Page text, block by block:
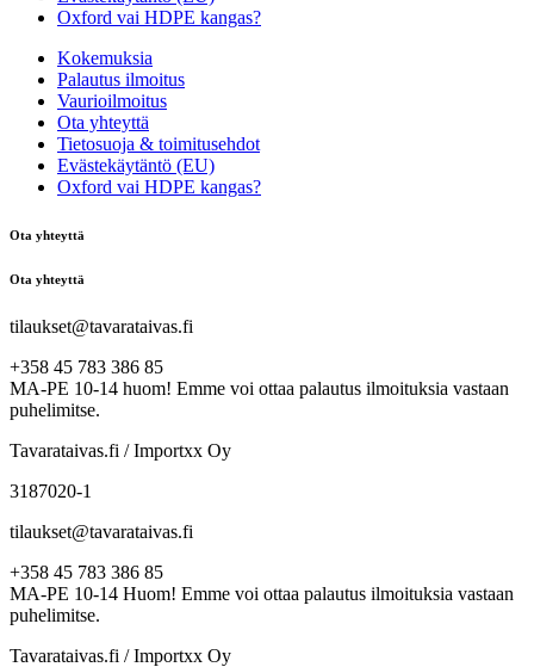
Oxford vai HDPE kangas?
Kokemuksia
Palautus ilmoitus
Vaurioilmoitus
Ota yhteyttä
Tietosuoja & toimitusehdot
Evästekäytäntö (EU)
Oxford vai HDPE kangas?
Ota yhteyttä
Ota yhteyttä
tilaukset@tavarataivas.fi
+358 45 783 386 85
MA-PE 10-14 huom! Emme voi ottaa palautus ilmoituksia vastaan
puhelimitse.
Tavarataivas.fi / Importxx Oy
3187020-1
tilaukset@tavarataivas.fi
+358 45 783 386 85
MA-PE 10-14 Huom! Emme voi ottaa palautus ilmoituksia vastaan
puhelimitse.
Tavarataivas.fi / Importxx Oy